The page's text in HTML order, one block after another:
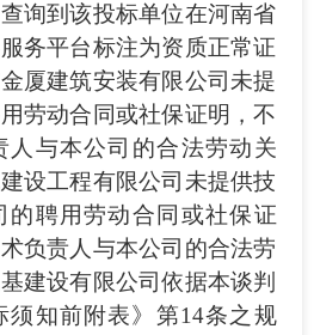
询到该投标单位在河南省
务平台标注为资质正常证
厦建筑安装有限公司未提
劳动合同或社保证明，不
人与本公司的合法劳动关
设工程有限公司未提供技
的聘用劳动合同或社保证
负责人与本公司的合法劳
建设有限公司依据本谈判
须知前附表》第14条之规